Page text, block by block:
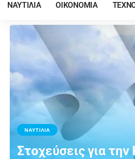
ΝΑΥΤΙΛΙΑ ΟΙΚΟΝΟΜΙΑ
ΝΑΥΤΙΛΙΑ
Στοχεύσεις για